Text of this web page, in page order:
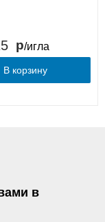
/игла
В корзину
в